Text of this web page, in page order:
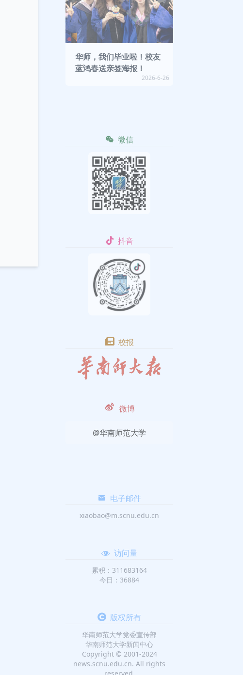
华师，我们毕业啦！校友
蓝鸿春送亲签海报！
2026-6-26
微信
抖音
校报
微博
@华南师范大学
电子邮件
xiaobao@m.scnu.edu.cn
访问量
累积：311683164
今日：36884
版权所有
华南师范大学党委宣传部
华南师范大学新闻中心
Copyright © 2001-2024
news.scnu.edu.cn. All rights